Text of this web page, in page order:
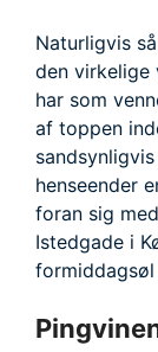
Naturligvis
den virkelige
har som
af toppen
henseender
foran sig
Istedgade i
formiddagsøl